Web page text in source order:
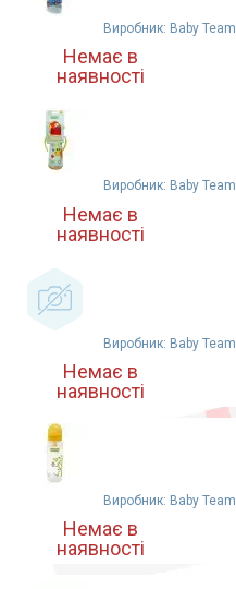
Виробник: Baby Team
Немає в
наявності
Виробник: Baby Team
Немає в
наявності
Виробник: Baby Team
Немає в
наявності
Виробник: Baby Team
Немає в
наявності